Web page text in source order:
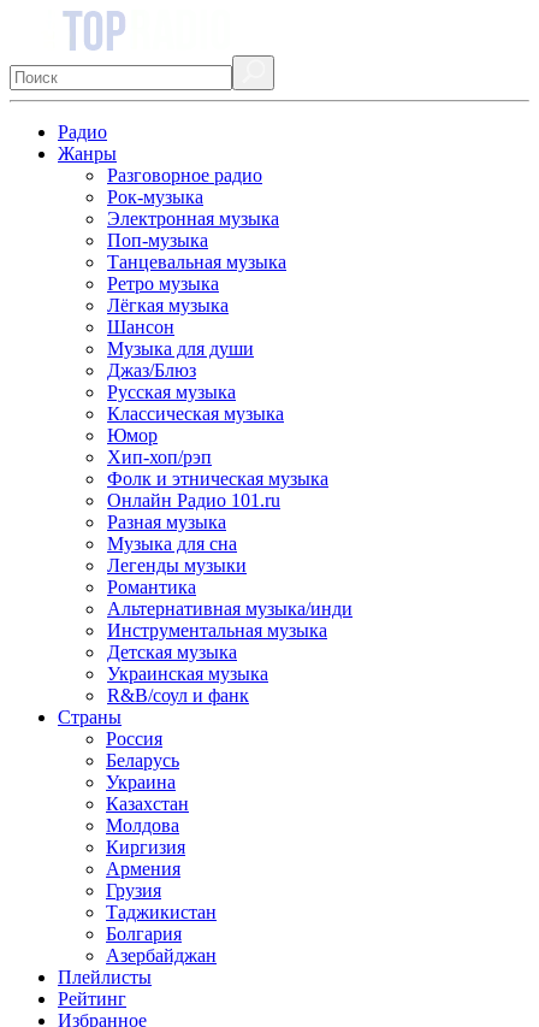
Радио
Жанры
Разговорное радио
Рок-музыка
Электронная музыка
Поп-музыка
Танцевальная музыка
Ретро музыка
Лёгкая музыка
Шансон
Музыка для души
Джаз/Блюз
Русская музыка
Классическая музыка
Юмор
Хип-хоп/рэп
Фолк и этническая музыка
Онлайн Радио 101.ru
Разная музыка
Музыка для сна
Легенды музыки
Романтика
Альтернативная музыка/инди
Инструментальная музыка
Детская музыка
Украинская музыка
R&B/cоул и фанк
Страны
Россия
Беларусь
Украина
Казахстан
Молдова
Киргизия
Армения
Грузия
Таджикистан
Болгария
Азербайджан
Плейлисты
Рейтинг
Избранное